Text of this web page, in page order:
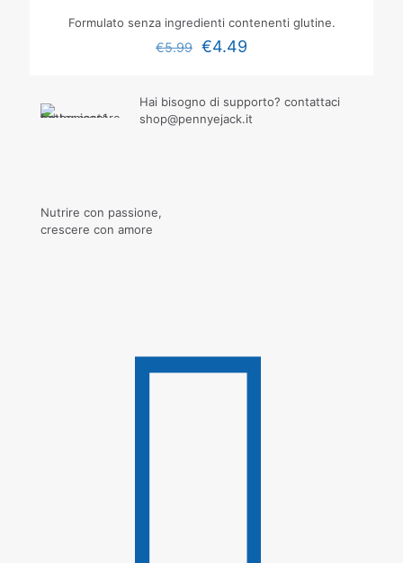
Formulato senza ingredienti contenenti glutine.
€5.99 €4.49
Hai bisogno di supporto? contattaci
shop@pennyejack.it
Nutrire con passione,
crescere con amore